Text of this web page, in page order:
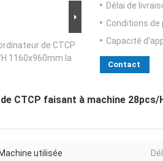
de CTCP
1160x960mm la
Délai de
Conditions de
Capacité
Contact
CTCP faisant à machine
Machine utilisée